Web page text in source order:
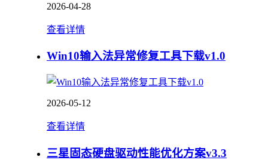
2026-04-28
查看详情
Win10输入法异常修复工具下载v1.0
2026-05-12
查看详情
三星固态硬盘驱动性能优化方案v3.3